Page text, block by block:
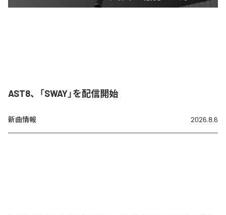
AST8、「SWAY」を配信開始
新曲情報 2026.8.6